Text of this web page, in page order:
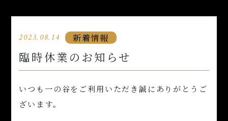
2023.08.14 新着情報
臨時休業のお知らせ
いつも一の谷をご利用いただき誠にありがとうご
ざいます。